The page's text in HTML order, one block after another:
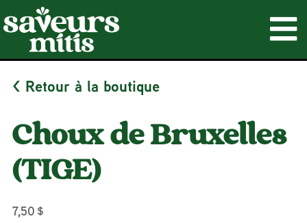
< Retour à la boutique
Choux de Bruxelles
(TIGE)
7,50 $